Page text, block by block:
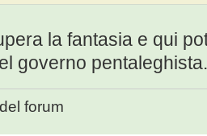
la fantasia e qui
governo pentaleghista.
forum